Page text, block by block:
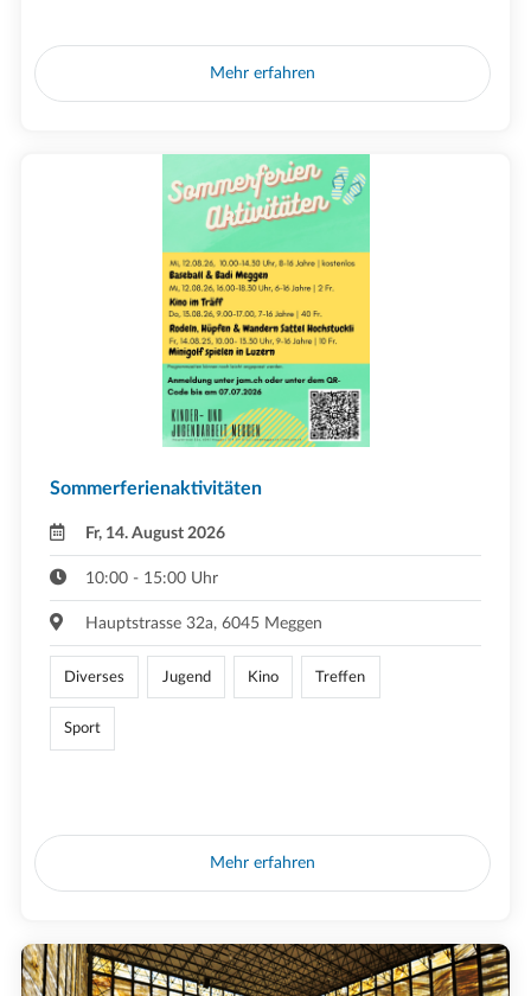
Mehr erfahren
Sommerferienaktivitäten
Fr, 14. August 2026
10:00 - 15:00 Uhr
Hauptstrasse 32a, 6045 Meggen
Diverses Jugend Kino Treffen
Sport
Mehr erfahren